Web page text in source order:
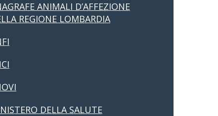
ANIMALI D’AFFEZIONE
REGIONE LOMBARDIA
DELLA SALUTE